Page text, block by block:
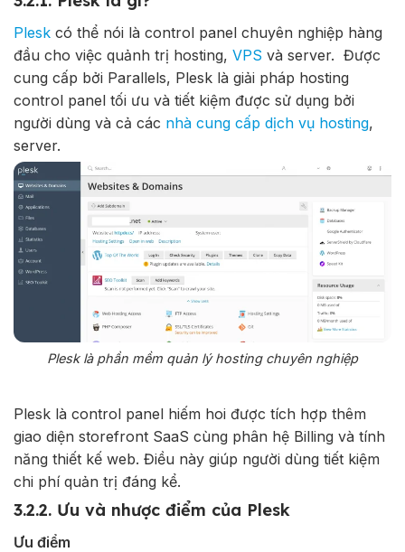
Plesk có thể nói là control panel chuyên nghiệp hàng
đầu cho việc quảnh trị hosting, VPS và server. Được
cung cấp bởi Parallels, Plesk là giải pháp hosting
control panel tối ưu và tiết kiệm được sử dụng bởi
người dùng và cả các nhà cung cấp dịch vụ hosting,
server.
Plesk là phần mềm quản lý hosting chuyên nghiệp
Plesk là control panel hiếm hoi được tích hợp thêm
giao diện storefront SaaS cùng phân hệ Billing và tính
năng thiết kế web. Điều này giúp người dùng tiết kiệm
chi phí quản trị đáng kể.
3.2.2. Ưu và nhược điểm của Plesk
Ưu điểm